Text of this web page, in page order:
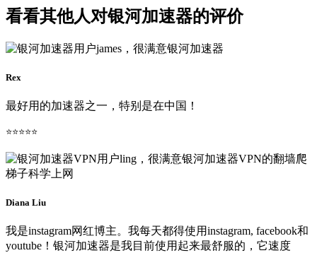
看看其他人对银河加速器的评价
Rex
最好用的加速器之一，特别是在中国！
⭐⭐⭐⭐⭐
Diana Liu
我是instagram网红博主。我每天都得使用instagram, facebook和
youtube！银河加速器是我目前使用起来最舒服的，它速度